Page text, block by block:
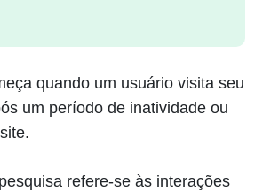
quando um usuário visita seu
um período de inatividade ou
refere-se às interações